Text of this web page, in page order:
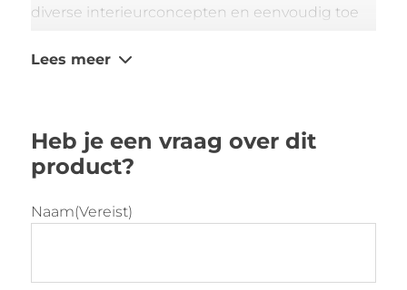
diverse interieurconcepten en eenvoudig toe
De plantenbak is voorzien van onderstaande
zoals metaal of melamine
Mogelijkheid te combineren met akoestiek
Leverbaar in verrijdbare varianten
Vrije keuze in kleur
Lees meer
Heb je een vraag over dit
product?
Naam(Vereist)